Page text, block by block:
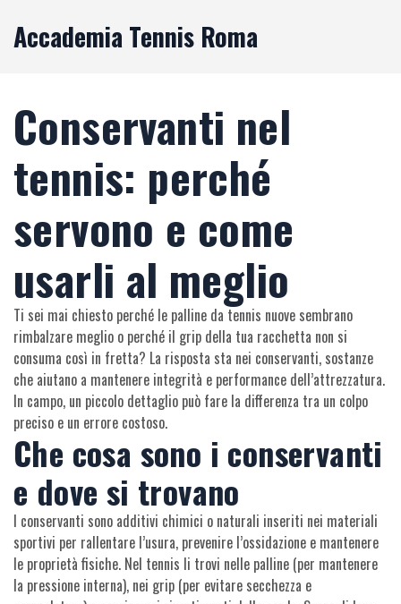
Accademia Tennis Roma
Conservanti nel
tennis: perché
servono e come
usarli al meglio
Ti sei mai chiesto perché le palline da tennis nuove sembrano
rimbalzare meglio o perché il grip della tua racchetta non si
consuma così in fretta? La risposta sta nei conservanti, sostanze
che aiutano a mantenere integrità e performance dell’attrezzatura.
In campo, un piccolo dettaglio può fare la differenza tra un colpo
preciso e un errore costoso.
Che cosa sono i conservanti
e dove si trovano
I conservanti sono additivi chimici o naturali inseriti nei materiali
sportivi per rallentare l’usura, prevenire l’ossidazione e mantenere
le proprietà fisiche. Nel tennis li trovi nelle palline (per mantenere
la pressione interna), nei grip (per evitare secchezza e